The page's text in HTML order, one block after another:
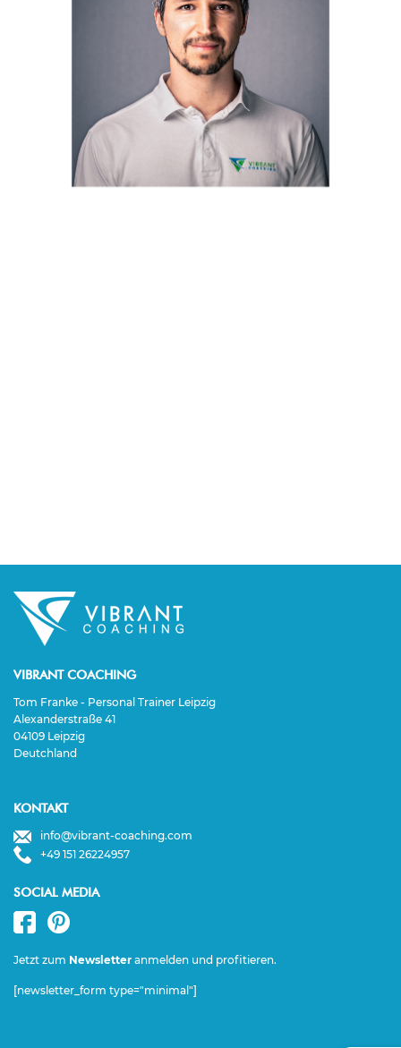
VIBRANT COACHING
Tom Franke - Personal Trainer Leipzig
Alexanderstraße 41
04109 Leipzig
Deutchland
KONTAKT
info@vibrant-coaching.com
+49 151 26224957
SOCIAL MEDIA
Jetzt zum Newsletter anmelden und profitieren.
[newsletter_form type="minimal"]